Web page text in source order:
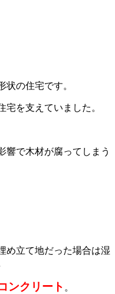
の住宅です。
を支えていました。
響で木材が腐ってしまう
め立て地だった場合は湿
ンクリート 。